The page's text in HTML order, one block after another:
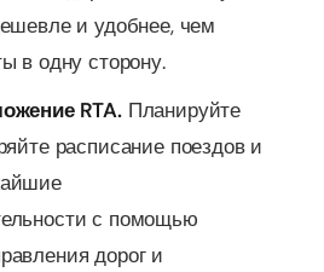
и удобнее, чем
в одну сторону.
RTA.Планируйте
расписание поездов и
с помощью
дорог и